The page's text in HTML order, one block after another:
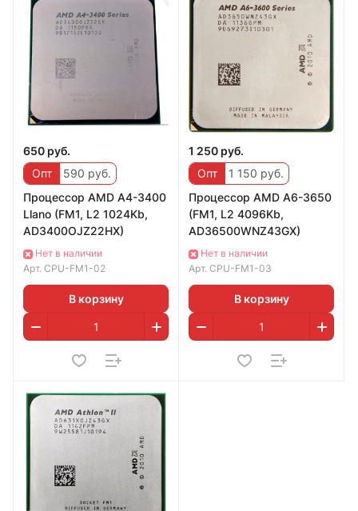
650 руб.
Опт
590 руб.
Процессор AMD A4-3400
Llano (FM1, L2 1024Kb,
AD3400OJZ22HX)
Нет в наличии
Арт. CPU-FM1-02
В корзину
1 250 руб.
Опт
1 150 руб.
Процессор AMD A6-3650
(FM1, L2 4096Kb,
AD36500WNZ43GX)
Нет в наличии
Арт. CPU-FM1-03
В корзину